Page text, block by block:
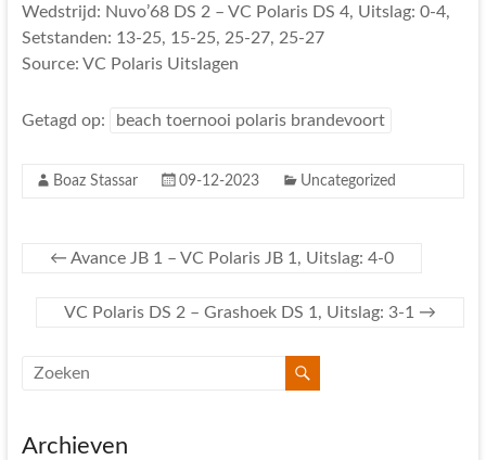
Wedstrijd: Nuvo’68 DS 2 – VC Polaris DS 4, Uitslag: 0-4,
Setstanden: 13-25, 15-25, 25-27, 25-27
Source: VC Polaris Uitslagen
Getagd op: beach toernooi polaris brandevoort
Boaz Stassar 09-12-2023 Uncategorized
← Avance JB 1 – VC Polaris JB 1, Uitslag: 4-0
VC Polaris DS 2 – Grashoek DS 1, Uitslag: 3-1 →
Archieven